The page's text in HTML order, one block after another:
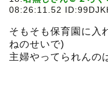
08:26:11.52
そもそも保育園に入
ねのせいで)
主婦やってられんの